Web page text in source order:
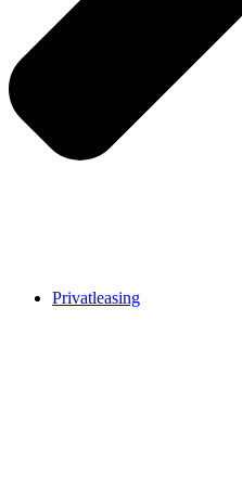
Privatleasing